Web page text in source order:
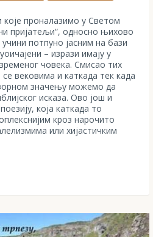
које проналазимо у Светом
пријатељи“, односно њихово
потпуно јасним на бази
– изрази имају у
човека. Смисао тих
вековима и каткада тек када
значењу можемо да
исказа. Ово још и
која каткада то
кроз нарочито
или хијастичким